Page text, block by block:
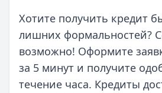
Хотите получить кредит
лишних формальностей?
возможно! Оформите
за 5 минут и получите
течение часа. Кредиты